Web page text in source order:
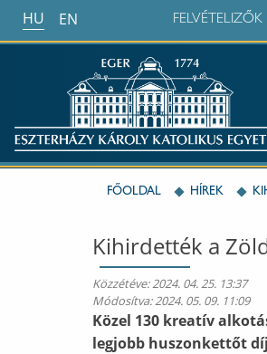
HU EN FELVÉTELIZŐK
FŐOLDAL HÍREK
Kihirdették a
Közzétéve:2024. 04. 25. 13:37
Módosítva:2024. 05. 09. 11:09
Közel 130 kreatív
legjobb huszonkettőt